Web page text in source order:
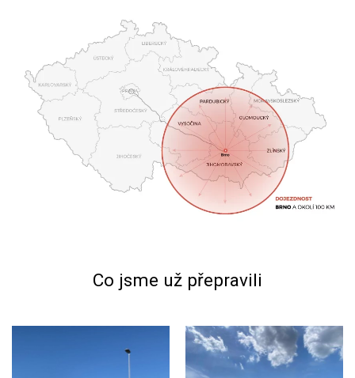
Co jsme už přepravili